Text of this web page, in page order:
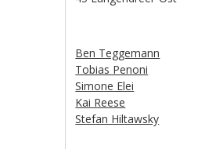
Ben Teggemann
Tobias Penoni
Simone Elei
Kai Reese
Stefan Hiltawsky